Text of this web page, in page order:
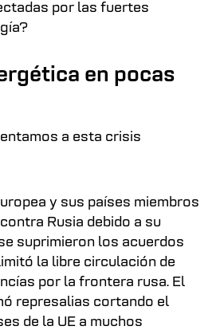
por las fuertes
en pocas
a esta crisis
y sus países miembros
Rusia debido a su
suprimieron los acuerdos
la libre circulación de
por la frontera rusa. El
represalias cortando el
de la UE a muchos